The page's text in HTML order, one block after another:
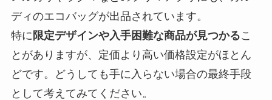
ディのエコバッグが出品されています。
特に 限定デザインや入手困難な商品が見つかるこ
とがありますが、定価より高い価格設定がほとん
どです。どうしても手に入らない場合の最終手段
として考えてみてください。